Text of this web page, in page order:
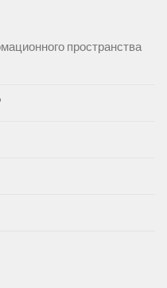
пространства